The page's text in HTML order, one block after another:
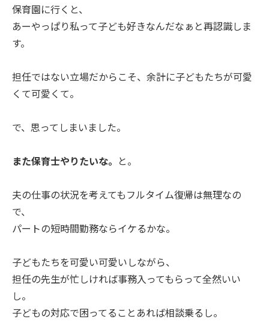
保育園に行くと、
あーやっぱり私って子ども好きなんだなぁと再認識しま
す。
担任ではない立場だからこそ、余計に子どもたちが可愛
くて可愛くて。
で、思ってしまいました。
また保育士やりたいな。 と。
夫の仕事の状況を考えてもフルタイム復帰は無理なの
で、
パートの短時間勤務ならイケるかな。
子どもたちを可愛い可愛いしながら、
担任の先生が忙しければ事務入ってもらって全然いい
し。
子どもの対応で困ってることあれば相談乗るし。